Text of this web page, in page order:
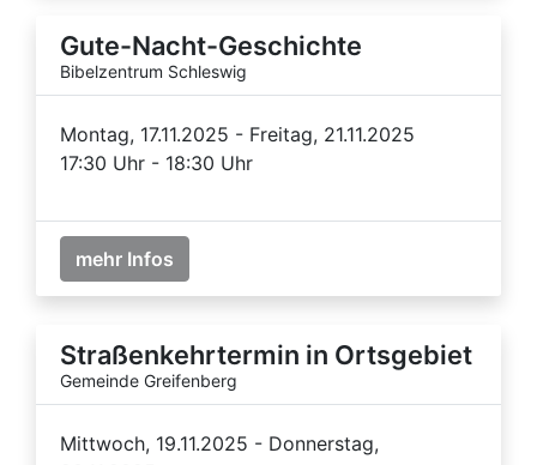
Gute-Nacht-Geschichte
Bibelzentrum Schleswig
Montag, 17.11.2025 - Freitag, 21.11.2025
17:30 Uhr - 18:30 Uhr
mehr Infos
Straßenkehrtermin in Ortsgebiet
Gemeinde Greifenberg
Mittwoch, 19.11.2025 - Donnerstag,